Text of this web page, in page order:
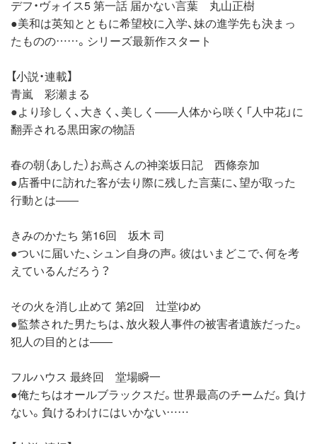
デフ・ヴォイス5 第一話 届かない言葉 丸山正樹
●美和は英知とともに希望校に入学、妹の進学先も決まっ
たものの……。シリーズ最新作スタート
【小説・連載】
青嵐 彩瀬まる
●より珍しく、大きく、美しく――人体から咲く「人中花」に
翻弄される黒田家の物語
春の朝（あした）お蔦さんの神楽坂日記 西條奈加
●店番中に訪れた客が去り際に残した言葉に、望が取った
行動とは――
きみのかたち 第16回 坂木 司
●ついに届いた、シュン自身の声。彼はいまどこで、何を考
えているんだろう？
その火を消し止めて 第2回 辻堂ゆめ
●監禁された男たちは、放火殺人事件の被害者遺族だった。
犯人の目的とは――
フルハウス 最終回 堂場瞬一
●俺たちはオールブラックスだ。世界最高のチームだ。負け
ない。負けるわけにはいかない……